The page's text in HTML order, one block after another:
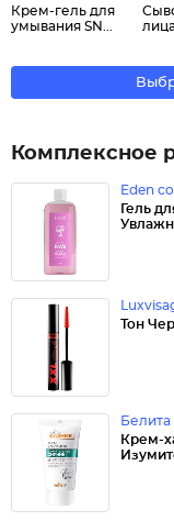
Крем-гель для
умывания SN...
Комплексное
Eden
Гель
Тон
Белита
Крем-